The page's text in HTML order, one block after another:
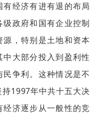
经济有进有退的布局
政府和国有企业控制
，特别是土地和资本
中大部分投入到盈利性
民争利。这种情况是不
1997年中共十五大决
经济逐步从一般性的竞